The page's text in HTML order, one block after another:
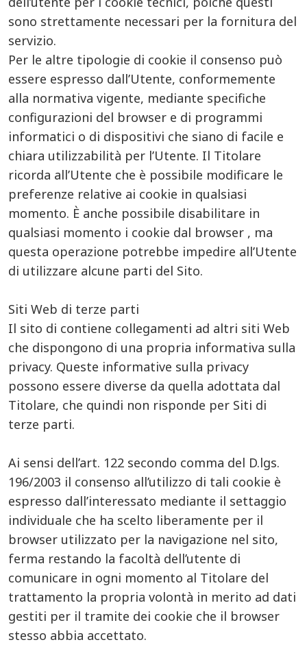
sono strettamente necessari per la fornitura del
servizio.
Per le altre tipologie di cookie il consenso può
essere espresso dall’Utente, conformemente
alla normativa vigente, mediante specifiche
configurazioni del browser e di programmi
informatici o di dispositivi che siano di facile e
chiara utilizzabilità per l’Utente. Il Titolare
ricorda all’Utente che è possibile modificare le
preferenze relative ai cookie in qualsiasi
momento. È anche possibile disabilitare in
qualsiasi momento i cookie dal browser , ma
questa operazione potrebbe impedire all’Utente
di utilizzare alcune parti del Sito.
Siti Web di terze parti
Il sito di contiene collegamenti ad altri siti Web
che dispongono di una propria informativa sulla
privacy. Queste informative sulla privacy
possono essere diverse da quella adottata dal
Titolare, che quindi non risponde per Siti di
terze parti.
Ai sensi dell’art. 122 secondo comma del D.lgs.
196/2003 il consenso all’utilizzo di tali cookie è
espresso dall’interessato mediante il settaggio
individuale che ha scelto liberamente per il
browser utilizzato per la navigazione nel sito,
ferma restando la facoltà dell’utente di
comunicare in ogni momento al Titolare del
trattamento la propria volontà in merito ad dati
gestiti per il tramite dei cookie che il browser
stesso abbia accettato.